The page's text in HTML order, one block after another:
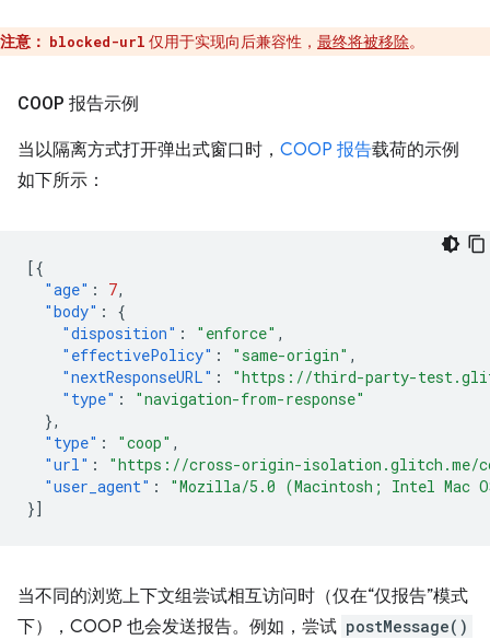
注意： blocked-url 仅用于实现向后兼容性， 最终将被移除。
COOP 报告示例
当以隔离方式打开弹出式窗口时， COOP 报告载荷的示例
如下所示：
[{
"age" : 7,
"body" :
{
"disposition" : "enforce" ,
"effectivePolicy" : "same-origin" ,
"nextResponseURL" :
"https://third-party-
"type" :
"navigation-from-response"
},
"type" : "coop" ,
"url" :
"https://cross-origin-isolation.glitch.me/
"user_agent" :
"Mozilla/5.0 (Macintosh; Intel Mac
}]
当不同的浏览上下文组尝试相互访问时（仅在“仅报告”模式
下），COOP 也会发送报告。例如，尝试 postMessage()